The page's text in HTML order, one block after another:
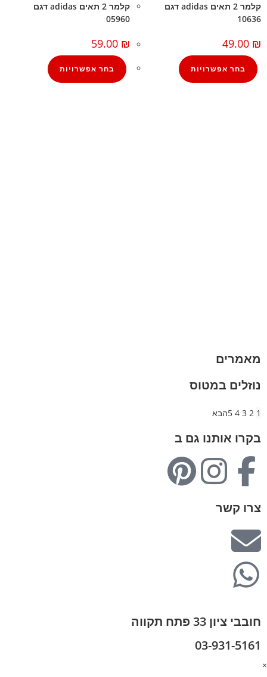
קלמר 2 תאים adidas דגם
10636
49.00 ₪
בחר אפשרויות
קלמר 2 תאים adidas דגם
05960
59.00 ₪
בחר אפשרויות
מאמרים
נוזלים במטוס
1
2
3
4
5הבא
בקרו אותנו גם ב
צרו קשר
חובבי ציון 33 פתח תקווה
03-931-5161
×